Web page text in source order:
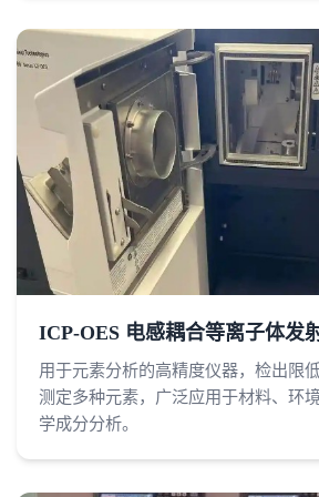
ICP-OES 电感耦合等离子体发
用于元素分析的高精度仪器，检出限
测定多种元素，广泛应用于材料、环
学成分分析。